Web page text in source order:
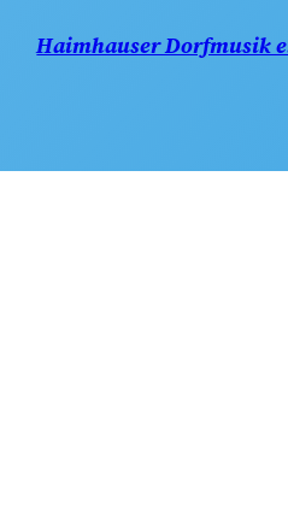
Haimhauser Dorfmusik